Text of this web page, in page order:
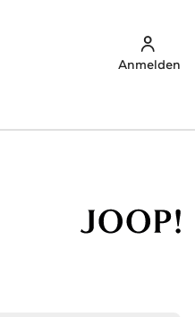
Anmelden